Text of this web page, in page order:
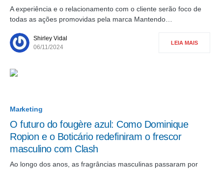
A experiência e o relacionamento com o cliente serão foco de
todas as ações promovidas pela marca Mantendo…
Shirley Vidal
06/11/2024
LEIA MAIS
Marketing
O futuro do fougère azul: Como Dominique
Ropion e o Boticário redefiniram o frescor
masculino com Clash
Ao longo dos anos, as fragrâncias masculinas passaram por